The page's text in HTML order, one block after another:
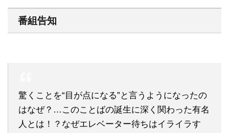
番組告知
驚くことを“目が点になる”と言うようになったの
はなぜ？…このことばの誕生に深く関わった有名
人とは！？なぜエレベーター待ちはイライラす